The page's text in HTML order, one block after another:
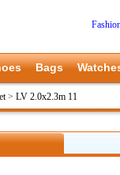
Bags
> LV 2.0x2.3m 11